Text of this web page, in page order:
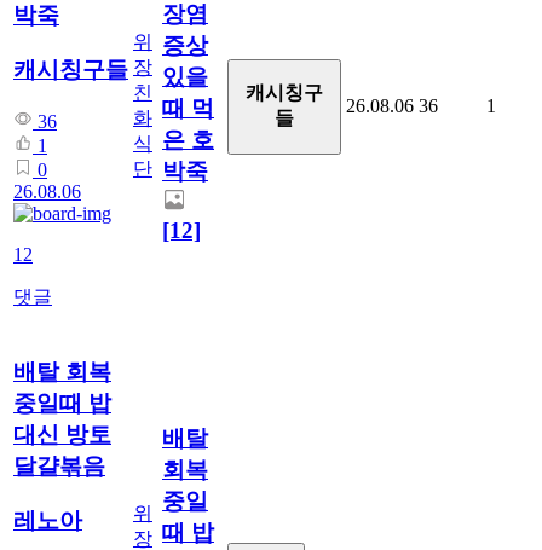
박죽
캐시칭구들
36
1
0
26.08.06
12
댓글
위
장
친
화
식
단
장염
증상
있을
때 먹
은 호
박죽
[12]
캐시칭구
들
26.08.06 36 1
배탈 회복
중일때 밥
대신 방토
달걀볶음
레노아
위
장
배탈
회복
중일
때 밥